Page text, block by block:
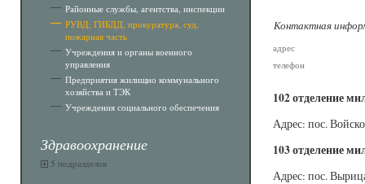
Районные службы, агентства, инспекции
РУВД, ГИБДД, прокуратура, суд,
пожарная часть
Учреждения и органы военного
управления
Предприятия жилищно коммунального
хозяйства и ТЭК
Учреждения социального обеспечения
Здравоохранение
5 подразделов
Контактная
адрес
телефон
102 отделение
Адрес: пос.
103 отделение
Адрес: пос.